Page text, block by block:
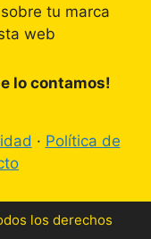
tu marca
web
lo contamos!
· Política de
los derechos